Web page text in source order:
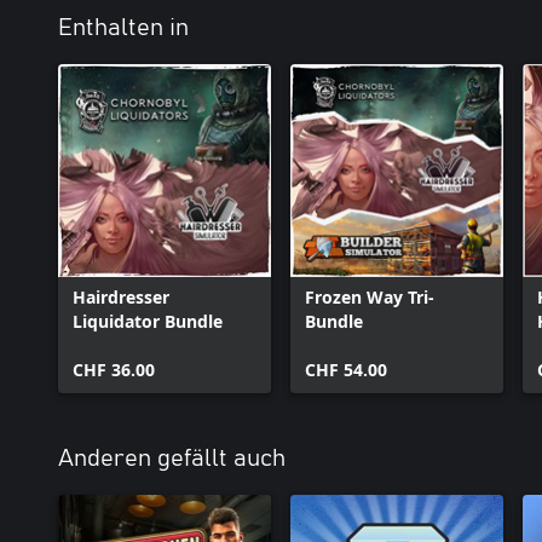
Enthalten in
Hairdresser
Liquidator Bundle
CHF 36.00
Frozen Way Tri-
Bundle
CHF 54.00
Anderen gefällt auch